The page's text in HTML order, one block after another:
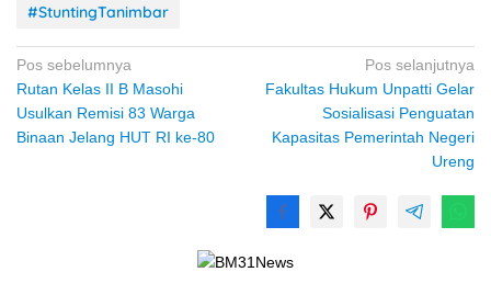
#StuntingTanimbar
Navigasi
pos
Pos sebelumnya
Rutan Kelas II B Masohi
Usulkan Remisi 83 Warga
Binaan Jelang HUT RI ke-80
Pos selanjutnya
Fakultas Hukum Unpatti Gelar
Sosialisasi Penguatan
Kapasitas Pemerintah Negeri
Ureng